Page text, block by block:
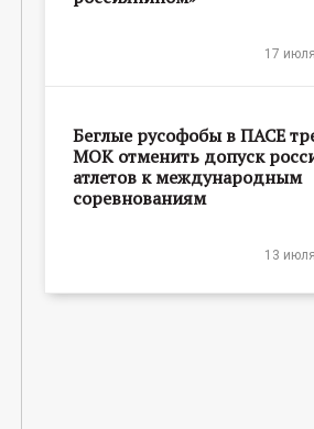
17
Беглые русофобы в ПАСЕ
МОК отменить допуск
атлетов к международным
соревнованиям
13